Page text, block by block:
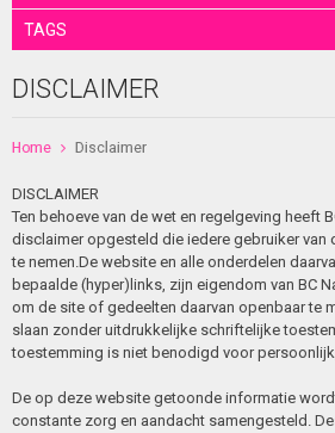
TAGS
DISCLAIMER
Home Disclaimer
DISCLAIMER
Ten behoeve van de wet en regelgeving heeft
disclaimer opgesteld die iedere gebruiker van
te nemen.De website en alle onderdelen
bepaalde (hyper)links, zijn eigendom van BC
om de site of gedeelten daarvan openbaar te
slaan zonder uitdrukkelijke schriftelijke
toestemming is niet benodigd voor
De op deze website getoonde informatie
constante zorg en aandacht samengesteld.